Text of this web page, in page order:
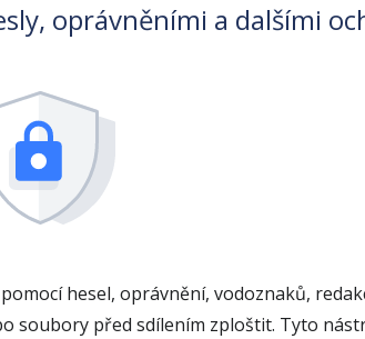
oprávněními a dalšími
hesel, oprávnění, vodoznaků,
soubory před sdílením zploštit. Tyto